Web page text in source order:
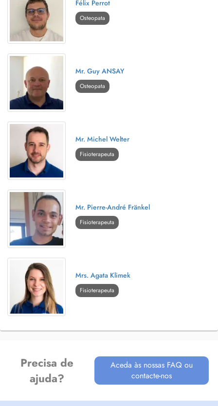
Félix Perrot
Osteopata
Mr. Guy ANSAY
Osteopata
Mr. Michel Welter
Fisioterapeuta
Mr. Pierre-André Fränkel
Fisioterapeuta
Mrs. Agata Klimek
Fisioterapeuta
Precisa de
ajuda?
Aceda às nossas FAQ ou
contacte-nos